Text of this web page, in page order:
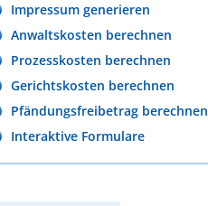
Impressum generieren
Anwaltskosten berechnen
Prozesskosten berechnen
Gerichtskosten berechnen
Pfändungsfreibetrag berechnen
Interaktive Formulare